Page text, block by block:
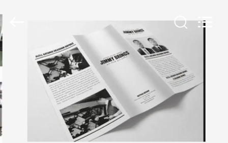
RUMAH
PRODUK
TENTANG
KAMI
All
Rights
Reserved.